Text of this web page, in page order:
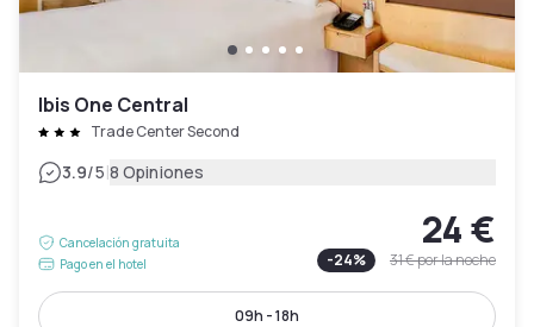
Ibis One Central
Trade Center Second
3.9/5|8 Opiniones
Cancelación gratuita
Pago en el hotel
24 €
-24% 31 €por la noche
09h - 18h